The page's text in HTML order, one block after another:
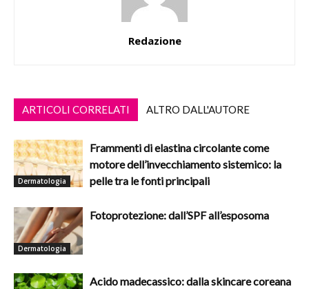
Redazione
ARTICOLI CORRELATI ALTRO DALL'AUTORE
Dermatologia
Frammenti di elastina circolante come
motore dell’invecchiamento sistemico: la
pelle tra le fonti principali
Dermatologia
Fotoprotezione: dall’SPF all’esposoma
Acido madecassico: dalla skincare coreana